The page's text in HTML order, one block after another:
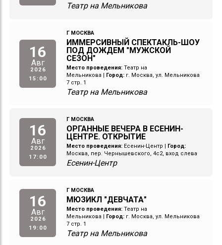
Театр на Мельникова
16
Авг
2026
15:00
Г МОСКВА
ИММЕРСИВНЫЙ СПЕКТАКЛЬ-ШОУ
ПОД ДОЖДЕМ "МУЖСКОЙ
СЕЗОН"
Место проведения: Театр на
Мельникова | Город: г. Москва, ул. Мельникова
7 стр. 1
Театр на Мельникова
16
Авг
2026
17:00
Г МОСКВА
ОРГАННЫЕ ВЕЧЕРА В ЕСЕНИН-
ЦЕНТРЕ. ОТКРЫТИЕ
Место проведения: Есенин-Центр | Город:
Москва, пер. Чернышевского, 4с2, вход слева
Есенин-Центр
16
Авг
2026
19:00
Г МОСКВА
МЮЗИКЛ "ДЕВЧАТА"
Место проведения: Театр на
Мельникова | Город: г. Москва, ул. Мельникова
7 стр. 1
Театр на Мельникова